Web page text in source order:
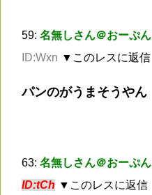
59: 名無しさん＠おーぷん
ID:Wxn ▼このレスに返信
パンのがうまそうやん
63: 名無しさん＠おーぷん
ID:tCh ▼このレスに返信